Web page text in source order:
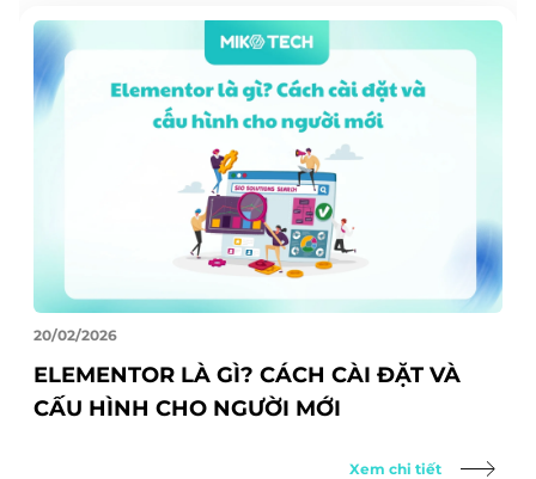
20/02/2026
ELEMENTOR LÀ GÌ? CÁCH CÀI ĐẶT VÀ
CẤU HÌNH CHO NGƯỜI MỚI
Xem chi tiết